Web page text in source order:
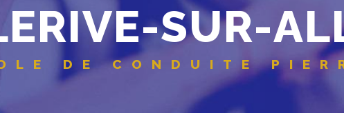
SUR-
DE CONDUITE